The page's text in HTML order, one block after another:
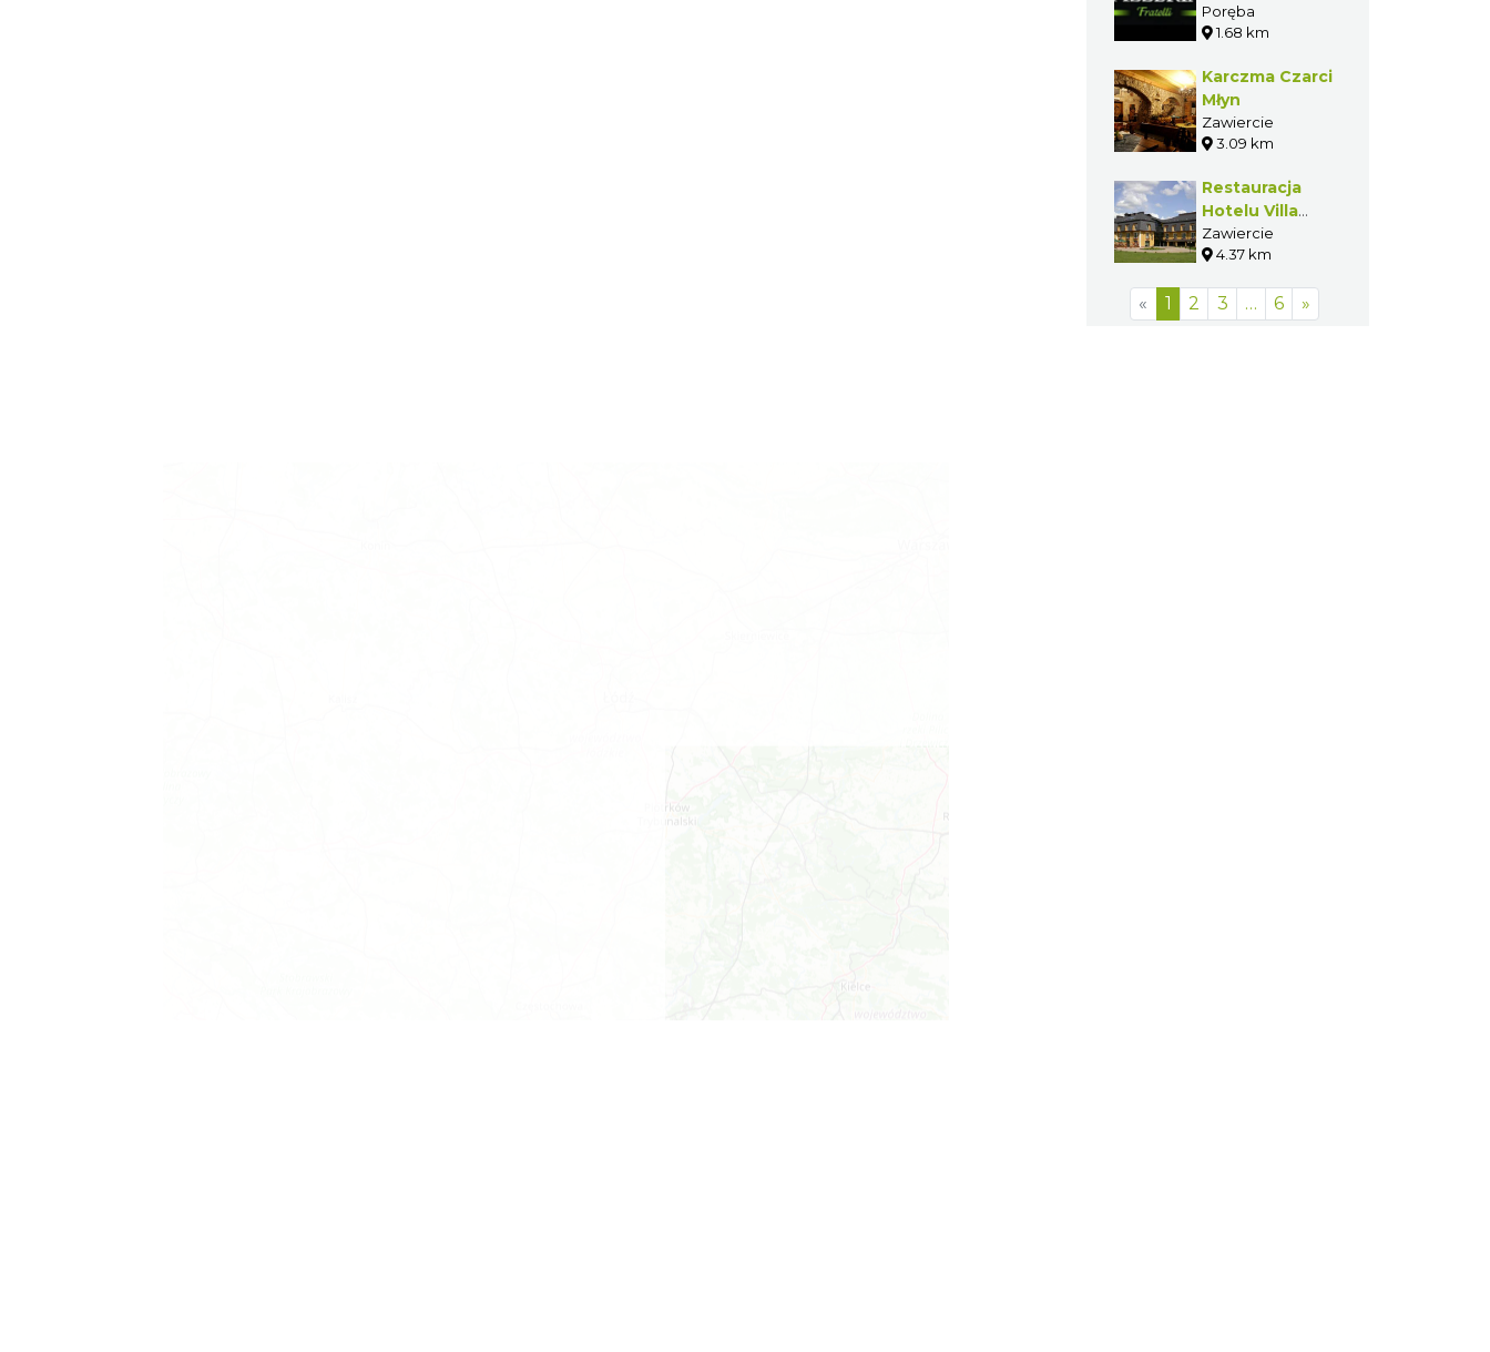
Poręba
1.68 km
Karczma Czarci
Młyn
Zawiercie
3.09 km
Restauracja
Hotelu Villa
Verde
Congress &
Zawiercie
4.37 km
« 1 2 3 … 6 »